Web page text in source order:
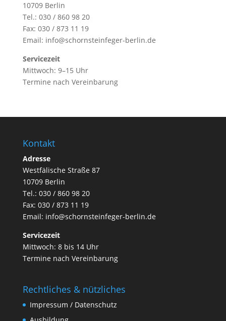
10709 Berlin
Tel.: 030 / 860 98 20
Fax: 030 / 873 11 19
Email: info@schornsteinfeger-berlin.de
Servicezeit
Mittwoch: 9–15 Uhr
Termine nach Vereinbarung
Kontakt
Adresse
Westfälische Straße 87
10709 Berlin
Tel.: 030 / 860 98 20
Fax: 030 / 873 11 19
Email: info@schornsteinfeger-berlin.de
Servicezeit
Mittwoch: 8 bis 14 Uhr
Termine nach Vereinbarung
Rechtliches & nützliches
Impressum / Datenschutz